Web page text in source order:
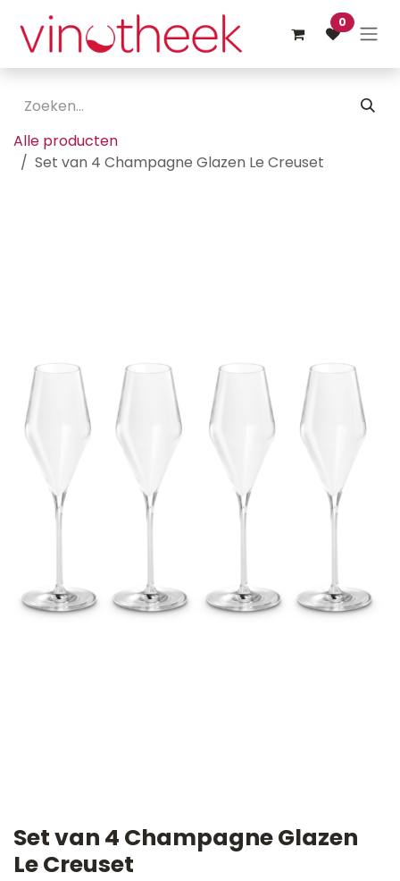
Overslaan naar inhoud
0
Alle producten
Set van 4 Champagne Glazen Le Creuset
Set van 4 Champagne Glazen
Le Creuset